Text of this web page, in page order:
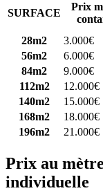
SURFACE
Prix
28m2
3.000€
56m2
6.000€
84m2
9.000€
112m2
12.000€
140m2
15.000€
168m2
18.000€
196m2
21.000€
Prix au
individuelle